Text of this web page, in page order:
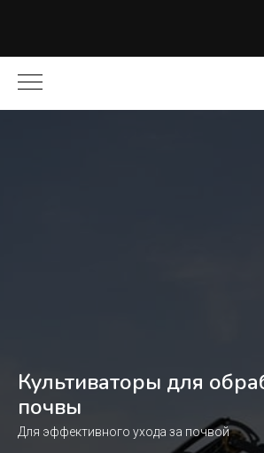
Культиваторы для
почвы
Для эффективного ухода за почвой